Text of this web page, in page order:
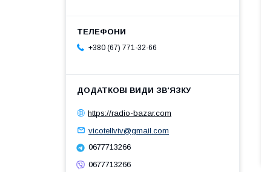
+380 (67) 771-32-66
https://radio-bazar.com
vicotellviv@gmail.com
0677713266
0677713266